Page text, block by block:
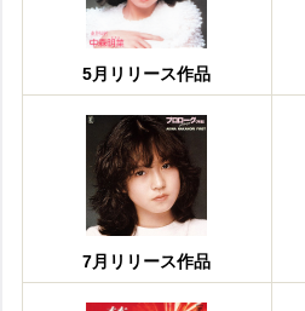
5月リリース作品
7月リリース作品